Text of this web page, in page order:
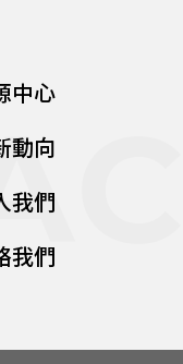
中心
動向
我們
我們